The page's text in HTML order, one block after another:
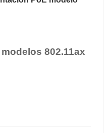
802.11ax